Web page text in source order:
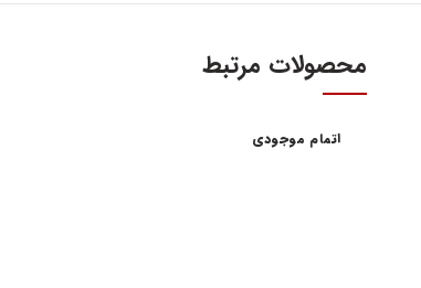
محصولات مرتبط
اتمام موجودی